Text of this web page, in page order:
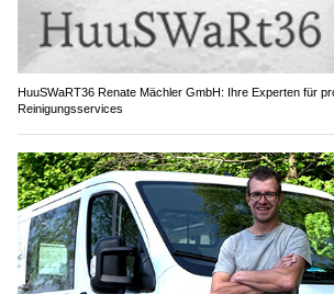
HuuSWaRT36 Renate Mächler GmbH: Ihre Experten für
Reinigungsservices